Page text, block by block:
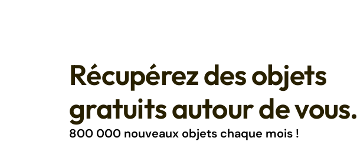
Récupérez des objets
gratuits autour de vous.
800 000 nouveaux objets chaque mois !